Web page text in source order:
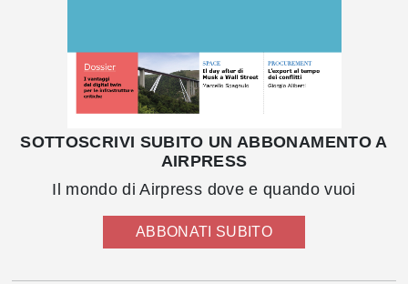
SOTTOSCRIVI SUBITO UN ABBONAMENTO A
AIRPRESS
Il mondo di Airpress dove e quando vuoi
ABBONATI SUBITO